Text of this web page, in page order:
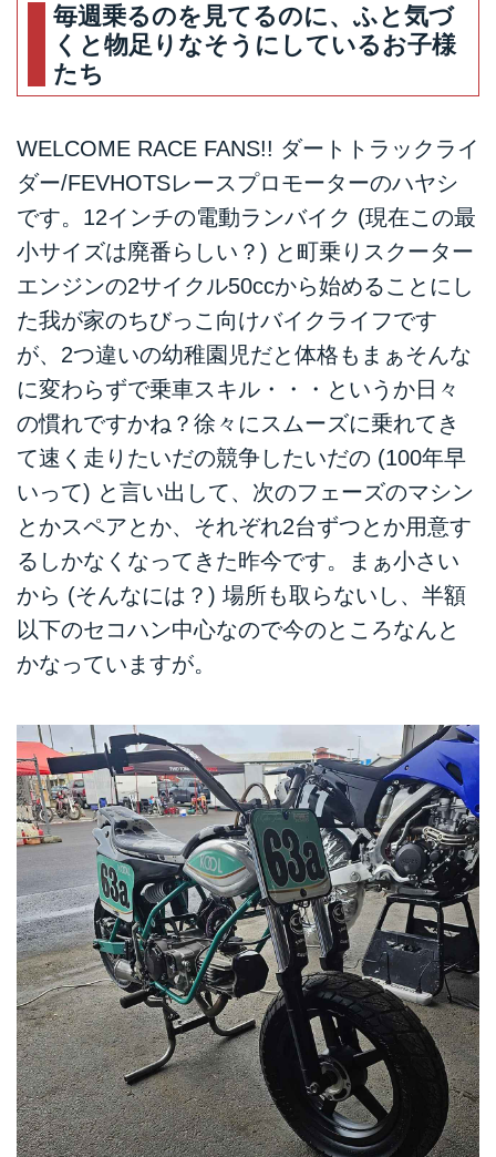
毎週乗るのを見てるのに、ふと気づ
くと物足りなそうにしているお子様
たち
WELCOME RACE FANS!! ダートトラックライ
ダー/FEVHOTSレースプロモーターのハヤシ
です。12インチの電動ランバイク (現在この最
小サイズは廃番らしい？) と町乗りスクーター
エンジンの2サイクル50ccから始めることにし
た我が家のちびっこ向けバイクライフです
が、2つ違いの幼稚園児だと体格もまぁそんな
に変わらずで乗車スキル・・・というか日々
の慣れですかね？徐々にスムーズに乗れてき
て速く走りたいだの競争したいだの (100年早
いって) と言い出して、次のフェーズのマシン
とかスペアとか、それぞれ2台ずつとか用意す
るしかなくなってきた昨今です。まぁ小さい
から (そんなには？) 場所も取らないし、半額
以下のセコハン中心なので今のところなんと
かなっていますが。